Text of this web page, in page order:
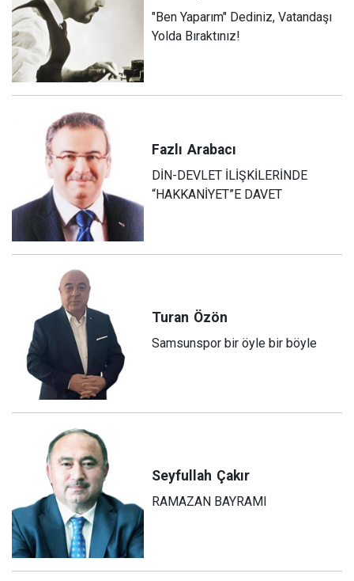
"Ben Yaparım" Dediniz, Vatandaşı
Yolda Bıraktınız!
Fazlı Arabacı
DİN-DEVLET İLİŞKİLERİNDE
“HAKKANİYET”E DAVET
Turan Özön
Samsunspor bir öyle bir böyle
Seyfullah Çakır
RAMAZAN BAYRAMI